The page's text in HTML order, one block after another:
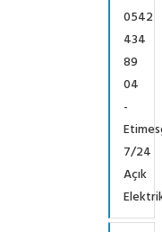
0542
434
89
04
-
7/24
Açık